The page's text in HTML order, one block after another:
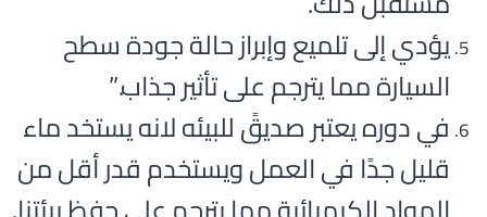
يؤدي إلى تلميع وإبراز حالة جودة سطح
السيارة مما يترجم على تأثير جذاب.”
في دوره يعتبر صديقً للبيئه لانه يستخد ماء
قليل جدًا في العمل ويستخدم قدر أقل من